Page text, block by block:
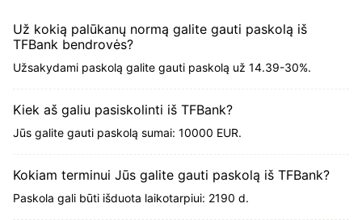
Už kokią palūkanų normą galite gauti paskolą iš
TFBank bendrovės?
Užsakydami paskolą galite gauti paskolą už 14.39-30%.
Kiek aš galiu pasiskolinti iš TFBank?
Jūs galite gauti paskolą sumai: 10000 EUR.
Kokiam terminui Jūs galite gauti paskolą iš TFBank?
Paskola gali būti išduota laikotarpiui: 2190 d.